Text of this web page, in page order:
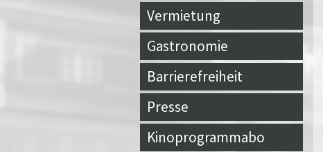
Vermietung
Gastronomie
Barrierefreiheit
Presse
Kinoprogrammabo